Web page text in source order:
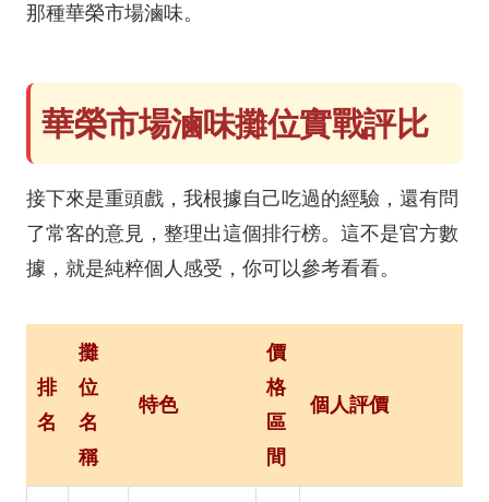
那種華榮市場滷味。
華榮市場滷味攤位實戰評比
接下來是重頭戲，我根據自己吃過的經驗，還有問
了常客的意見，整理出這個排行榜。這不是官方數
據，就是純粹個人感受，你可以參考看看。
排
名
攤
位
名
稱
特色
價
格
區
間
個人評價